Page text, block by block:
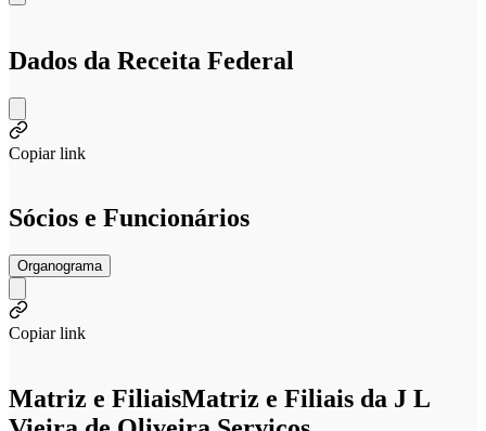
Dados da Receita Federal
Copiar link
Sócios e Funcionários
Organograma
Copiar link
Matriz e FiliaisMatriz e Filiais da J L